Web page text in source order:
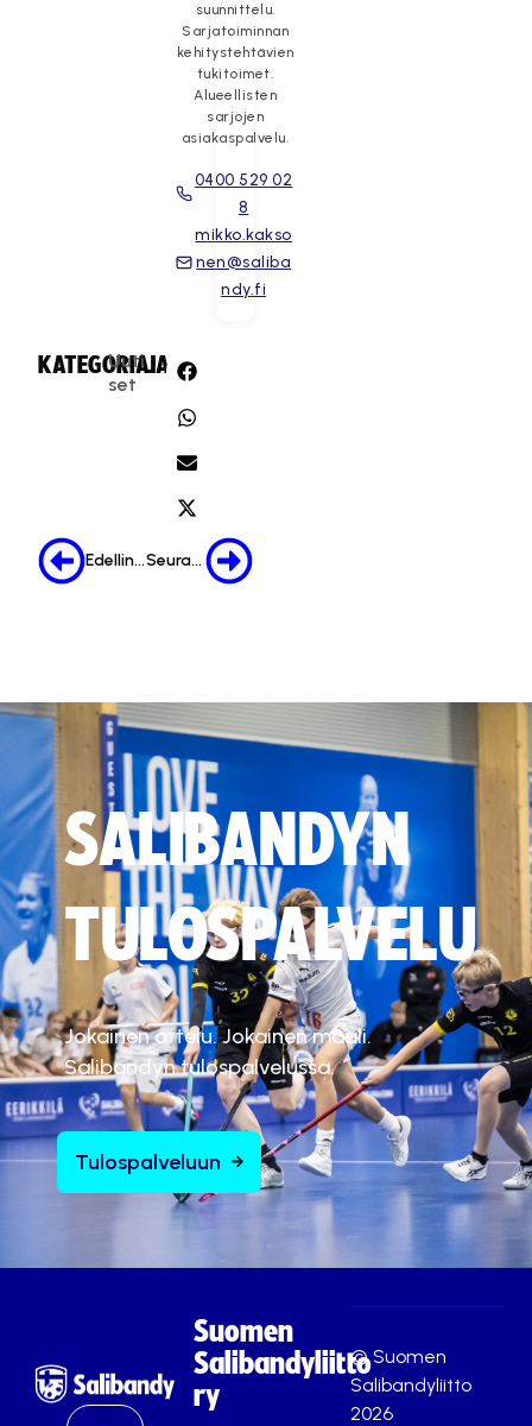
suunnittelu.
Sarjatoiminnan
kehitystehtävien
tukitoimet.
Alueellisten
sarjojen
asiakaspalvelu.
0400 529 02
8
mikko.kakso
nen@saliba
ndy.fi
KATEGORIA:
Uuti
set
JAA:
Edellinen Seuraava
SALIBANDYN
TULOSPALVELU
Jokainen ottelu. Jokainen maali.
Salibandyn tulospalvelussa.
Tulospalveluun
Suomen
Salibandyliitto
ry
© Suomen
Salibandyliitto
2026